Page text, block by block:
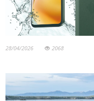
28/04/2026 2068